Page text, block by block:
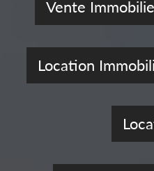
Vente
Location